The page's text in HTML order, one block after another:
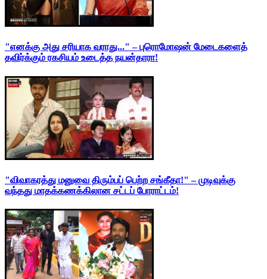
"எனக்கு அது சரியாக வராது..." – புரொமோஷன் மேடைகளைத்
தவிர்க்கும் ரகசியம் உடைத்த நயன்தாரா!
"விவாகரத்து மனுவை திரும்பப் பெற்ற சங்கீதா!" – முடிவுக்கு
வந்தது மாதக்கணக்கிலான சட்டப் போராட்டம்!